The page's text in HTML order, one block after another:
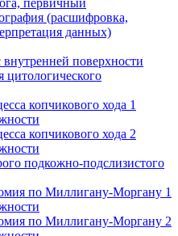
первичный
(расшифровка,
данных)
внутренней поверхности
цитологического
копчикового хода 1
копчикового хода 2
подкожно-подслизистого
по Миллигану-Моргану 1
по Миллигану-Моргану 2